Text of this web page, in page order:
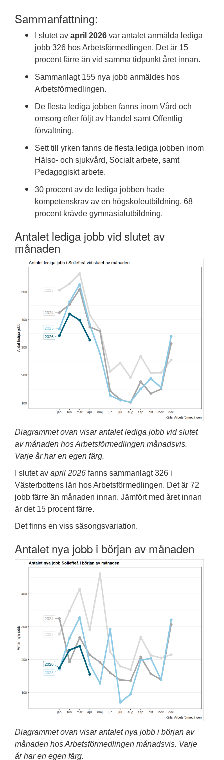
Sammanfattning:
I slutet av april 2026 var antalet anmälda lediga
jobb 326 hos Arbetsförmedlingen. Det är 15
procent färre än vid samma tidpunkt året innan.
Sammanlagt 155 nya jobb anmäldes hos
Arbetsförmedlingen.
De flesta lediga jobben fanns inom Vård och
omsorg efter följt av Handel samt Offentlig
förvaltning.
Sett till yrken fanns de flesta lediga jobben inom
Hälso- och sjukvård, Socialt arbete, samt
Pedagogiskt arbete.
30 procent av de lediga jobben hade
kompetenskrav av en högskoleutbildning. 68
procent krävde gymnasialutbildning.
Antalet lediga jobb vid slutet av
månaden
Diagrammet ovan visar antalet lediga jobb vid slutet
av månaden hos Arbetsförmedlingen månadsvis.
Varje år har en egen färg.
I slutet av april 2026 fanns sammanlagt 326 i
Västerbottens län hos Arbetsförmedlingen. Det är 72
jobb färre än månaden innan. Jämfört med året innan
är det 15 procent färre.
Det finns en viss säsongsvariation.
Antalet nya jobb i början av månaden
Diagrammet ovan visar antalet nya jobb i början av
månaden hos Arbetsförmedlingen månadsvis. Varje
år har en egen färg.